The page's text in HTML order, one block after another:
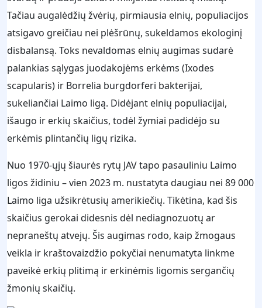
Tačiau augalėdžių žvėrių, pirmiausia elnių, populiacijos
atsigavo greičiau nei plėšrūnų, sukeldamos ekologinį
disbalansą. Toks nevaldomas elnių augimas sudarė
palankias sąlygas juodakojėms erkėms (Ixodes
scapularis) ir Borrelia burgdorferi bakterijai,
sukeliančiai Laimo ligą. Didėjant elnių populiacijai,
išaugo ir erkių skaičius, todėl žymiai padidėjo su
erkėmis plintančių ligų rizika.
Nuo 1970-ųjų šiaurės rytų JAV tapo pasauliniu Laimo
ligos židiniu – vien 2023 m. nustatyta daugiau nei 89 000
Laimo liga užsikrėtusių amerikiečių. Tikėtina, kad šis
skaičius gerokai didesnis dėl nediagnozuotų ar
nepraneštų atvejų. Šis augimas rodo, kaip žmogaus
veikla ir kraštovaizdžio pokyčiai nenumatyta linkme
paveikė erkių plitimą ir erkinėmis ligomis sergančių
žmonių skaičių.